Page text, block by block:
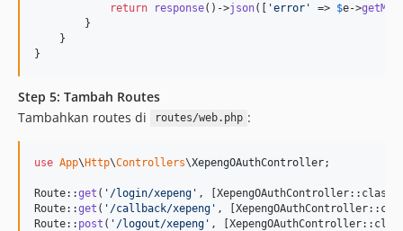
return
response()->json([ 'error ' => $e->
        }
    }
}
Step 5: Tambah Routes
Tambahkan routes di
routes/web.php :
use App\Http\Controllers\XepengOAuthController;
Route::get ( ' /login/xepeng ' ,
Route::get ( ' /callback/xepeng ' ,
Route:: post ( ' /logout/xepeng ' ,